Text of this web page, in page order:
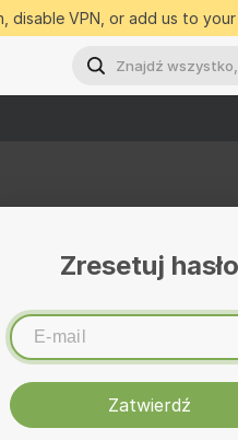
disable VPN, or add us to
Zresetuj hasło
Zatwierdź